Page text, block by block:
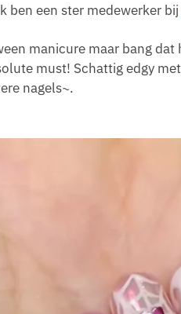
ben een ster medewerker bij
manicure maar bang
must! Schattig edgy
nagels~.